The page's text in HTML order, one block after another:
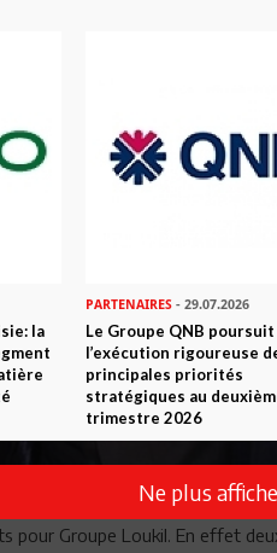
pour Groupe Loukil. En effet
la
PARTENAIRES - 29.07.2026
Le Groupe QNB poursuit
l’exécution rigoureuse
principales priorités
stratégiques au
trimestre 2026
Ne plus